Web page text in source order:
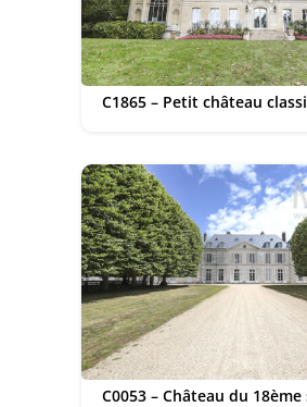
C1865 – Petit château
C0053 – Château du 18ème